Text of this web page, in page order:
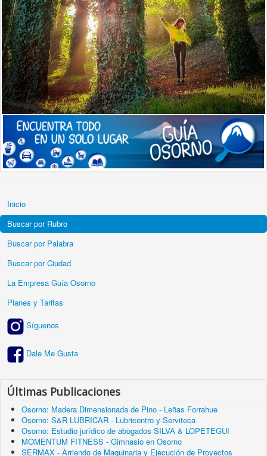
Inicio
Buscar por Rubro
Buscar por Palabra
Buscar por Ciudad
La Empresa Guía Osorno
Planes y Tarifas
Síguenos
Dale Me Gusta
Últimas Publicaciones
Osorno: Madera Dimensionada de Pino - Leñas Forrahue
Osorno: S&R LUBRICAR - Lubricentro y Serviteca
Osorno: Estudio jurídico de abogados SILVA & LOPETEGUI
MOMENTUM FITNESS - Gimnasio en Osorno
SERMAX - Arriendo de Maquinaria y Ejecución de Proyectos